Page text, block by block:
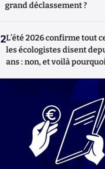
grand déclassement ?
2L’été 2026 confirme tout
les écologistes disent
ans : non, et voilà